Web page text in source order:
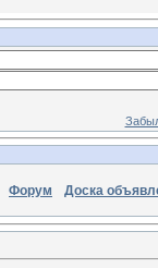
Форум Доска